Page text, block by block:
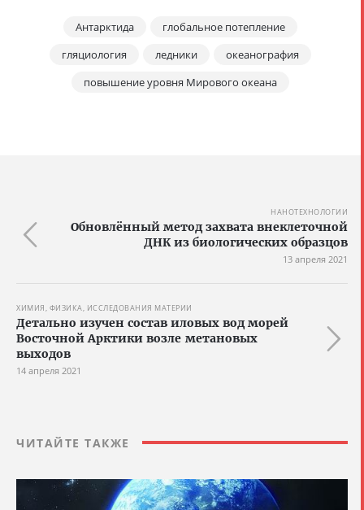
Антарктида
глобальное потепление
гляциология
ледники
океанография
повышение уровня Мирового океана
НАНОТЕХНОЛОГИИ
Обновлённый метод захвата внеклеточной
ДНК из биологических образцов
13 апреля 2021
ХИМИЯ, ФИЗИКА, ИССЛЕДОВАНИЯ МАТЕРИИ
Детально изучен состав иловых вод морей
Восточной Арктики возле метановых
выходов
14 апреля 2021
ЧИТАЙТЕ ТАКЖЕ